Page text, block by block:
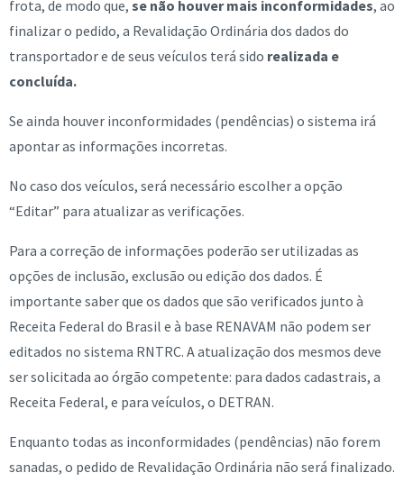
frota, de modo que, se não houver mais inconformidades, ao
finalizar o pedido, a Revalidação Ordinária dos dados do
transportador e de seus veículos terá sido realizada e
concluída.
Se ainda houver inconformidades (pendências) o sistema irá
apontar as informações incorretas.
No caso dos veículos, será necessário escolher a opção
“Editar” para atualizar as verificações.
Para a correção de informações poderão ser utilizadas as
opções de inclusão, exclusão ou edição dos dados. É
importante saber que os dados que são verificados junto à
Receita Federal do Brasil e à base RENAVAM não podem ser
editados no sistema RNTRC. A atualização dos mesmos deve
ser solicitada ao órgão competente: para dados cadastrais, a
Receita Federal, e para veículos, o DETRAN.
Enquanto todas as inconformidades (pendências) não forem
sanadas, o pedido de Revalidação Ordinária não será finalizado.